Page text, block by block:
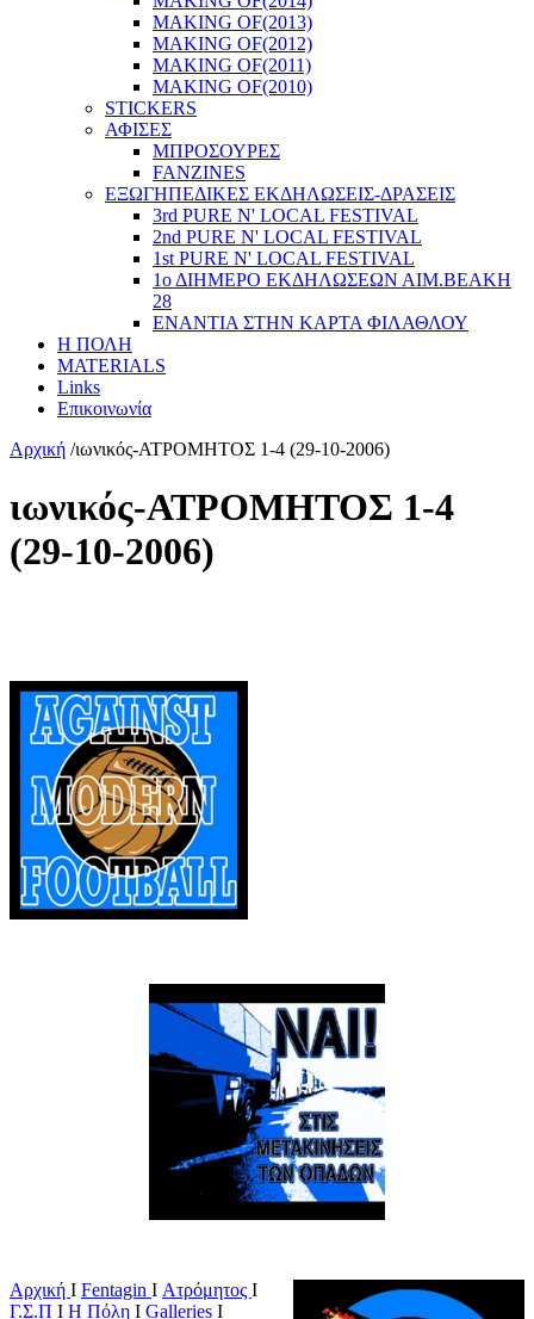
MAKING OF(2013)
MAKING OF(2012)
MAKING OF(2011)
MAKING OF(2010)
STICKERS
ΑΦΙΣΕΣ
ΜΠΡΟΣΟΥΡΕΣ
FANZINES
ΕΞΩΓΗΠΕΔΙΚΕΣ EΚΔΗΛΩΣΕΙΣ-ΔΡΑΣΕΙΣ
3rd PURE N' LOCAL FESTIVAL
2nd PURE N' LOCAL FESTIVAL
1st PURE N' LOCAL FESTIVAL
1ο ΔΙΗΜΕΡΟ ΕΚΔΗΛΩΣΕΩΝ ΑΙΜ.ΒΕΑΚΗ
28
ΕΝΑΝΤΙΑ ΣΤΗΝ ΚΑΡΤΑ ΦΙΛΑΘΛΟΥ
Η ΠΟΛΗ
MATERIALS
Links
Επικοινωνία
Αρχική /ιωνικός-ΑΤΡΟΜΗΤΟΣ 1-4 (29-10-2006)
ιωνικός-ΑΤΡΟΜΗΤΟΣ 1-4
(29-10-2006)
Αρχική Ι Fentagin I Ατρόμητος Ι
Γ.Σ.Π Ι Η Πόλη Ι Galleries I